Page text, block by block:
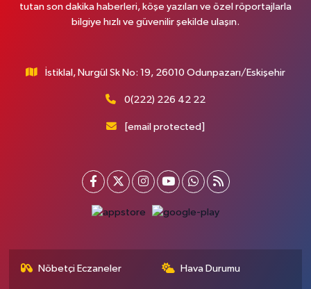
tutan son dakika haberleri, köşe yazıları ve özel röportajlarla
bilgiye hızlı ve güvenilir şekilde ulaşın.
İstiklal, Nurgül Sk No: 19, 26010 Odunpazarı/Eskişehir
0(222) 226 42 22
[email protected]
Nöbetçi Eczaneler Hava Durumu